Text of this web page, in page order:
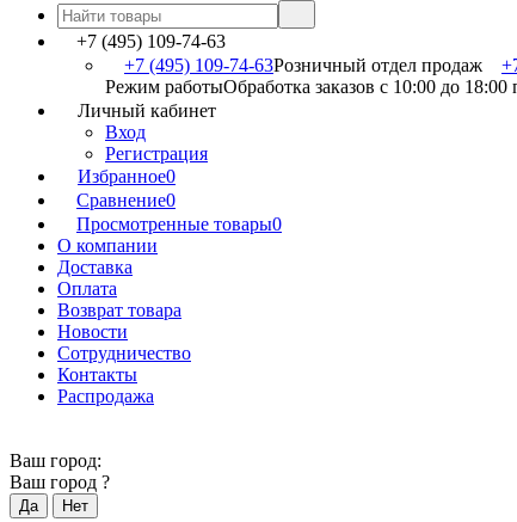
+7 (495) 109-74-63
+7 (495) 109-74-63Розничный отдел продаж
Режим работыОбработка заказов с 10:00 до 18:00
Личный кабинет
Вход
Регистрация
Избранное0
Сравнение0
Просмотренные товары0
О компании
Доставка
Оплата
Возврат товара
Новости
Сотрудничество
Контакты
Распродажа
Ваш город:
Ваш город ?